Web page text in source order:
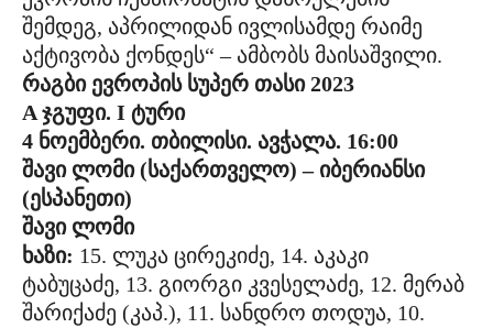
შემდეგ, აპრილიდან ივლისამდე რაიმე
აქტივობა ქონდეს“ – ამბობს მაისაშვილი.
რაგბი ევროპის სუპერ თასი 2023
A ჯგუფი. I ტური
4 ნოემბერი. თბილისი. ავჭალა. 16:00
შავი ლომი (საქართველო) – იბერიანსი
(ესპანეთი)
შავი ლომი
ხაზი: 15. ლუკა ცირეკიძე, 14. აკაკი
ტაბუცაძე, 13. გიორგი კვესელაძე, 12. მერაბ
შარიქაძე (კაპ.), 11. სანდრო თოდუა, 10.